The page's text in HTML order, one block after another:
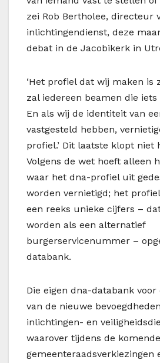
zei Rob Bertholee, directeur
inlichtingendienst, deze
debat in de Jacobikerk in
‘Het profiel dat wij maken is
zal iedereen beamen die
En als wij de identiteit van
vastgesteld hebben,
profiel.’ Dit laatste klopt niet
Volgens de wet hoeft alleen
waar het dna-profiel uit
worden vernietigd; het
een reeks unieke cijfers –
worden als een alternatief
burgerservicenummer –
databank.
Die eigen dna-databank voor
van de nieuwe
inlichtingen- en
waarover tijdens de komende
gemeenteraadsverkiezingen